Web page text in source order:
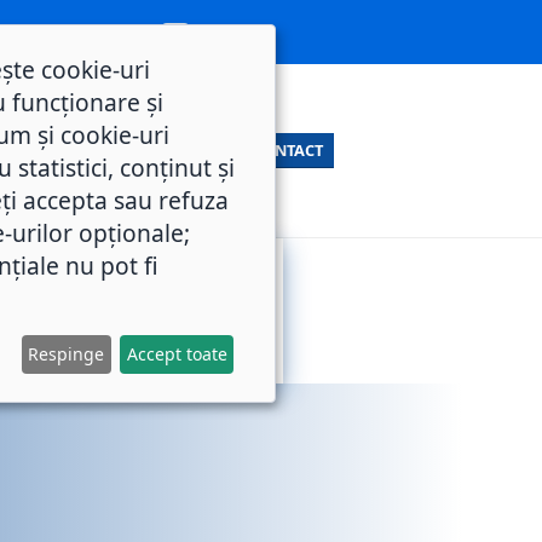
CONTACT
cookie-uri
funcționare și
și cookie-uri
statistici, conținut și
accepta sau refuza
urilor opționale;
nu pot fi
Respinge Accept toate